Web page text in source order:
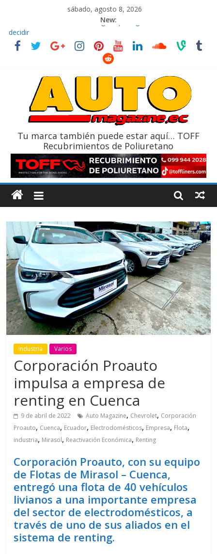
sábado, agosto 8, 2026
New:
El costo de tener un vehículo gana protagonismo a la hora de
decidir
Ultima película ‘Spider‑Man: Brand New Day’ pone en escena a
La Vuelta al Ecuador 2026, edición 47ª, recorre 7 provincias en 8
La FEDAK recibe 12 Sinotruk Bolden para cubrir las rutas de La
Tu marca también puede estar aquí… TOFF
Recubrimientos de Poliuretano
Industria Varios
Corporación Proauto
impulsa a empresa de
renting en Cuenca
9 de abril de 2022 Auto Magazine, Chevrolet, Corporación
Proauto, Cuenca, Ecuador, Electrodomésticos, Empresa, Flota,
industria, Mirasol, Reactivación Económica, Renting
Corporación Proauto, con su equipo
de Flotas de Mirasol – Cuenca,
entregó una flota de 40 vehículos
livianos a una importante empresa
del sector de electrodomésticos, a
través de uno de sus aliados en el
sistema de renting.